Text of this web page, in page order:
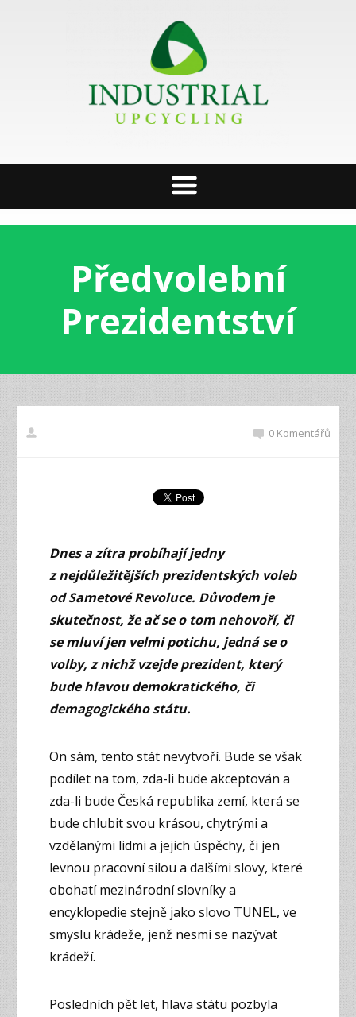
Předvolební
Prezidentství
0 Komentářů
Dnes a zítra probíhají jedny
z nejdůležitějších prezidentských voleb
od Sametové Revoluce. Důvodem je
skutečnost, že ač se o tom nehovoří, či
se mluví jen velmi potichu, jedná se o
volby, z nichž vzejde prezident, který
bude hlavou demokratického, či
demagogického státu.
On sám, tento stát nevytvoří. Bude se však
podílet na tom, zda-li bude akceptován a
zda-li bude Česká republika zemí, která se
bude chlubit svou krásou, chytrými a
vzdělanými lidmi a jejich úspěchy, či jen
levnou pracovní silou a dalšími slovy, které
obohatí mezinárodní slovníky a
encyklopedie stejně jako slovo TUNEL, ve
smyslu krádeže, jenž nesmí se nazývat
krádeží.
Posledních pět let, hlava státu pozbyla